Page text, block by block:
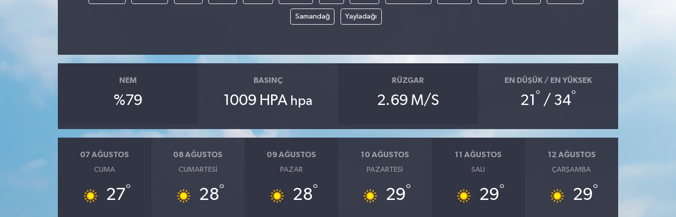
Samandağ Yayladağı
NEM
%79
BASINÇ
1009 HPA hpa
RÜZGAR
2.69 M/S
EN DÜŞÜK / EN YÜKSEK
21 ° / 34°
07 AĞUSTOS
CUMA
27°
08 AĞUSTOS
CUMARTESI
28°
09 AĞUSTOS
PAZAR
28°
10 AĞUSTOS
PAZARTESI
29°
11 AĞUSTOS
SALI
29°
12 AĞUSTOS
ÇARŞAMBA
29°